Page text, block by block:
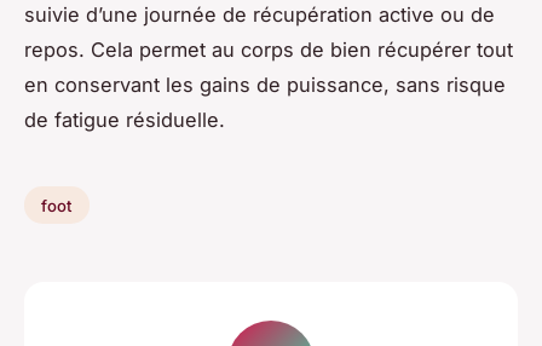
suivie d’une journée de récupération active ou de
repos. Cela permet au corps de bien récupérer tout
en conservant les gains de puissance, sans risque
de fatigue résiduelle.
foot